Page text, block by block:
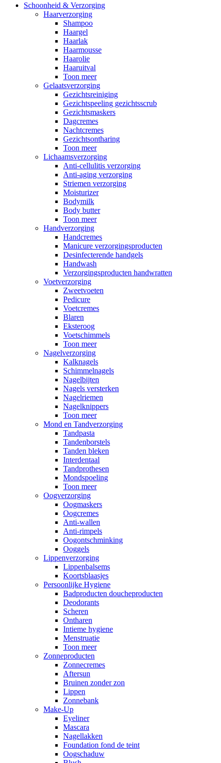
Schoonheid & Verzorging
Haarverzorging
Shampoo
Haargel
Haarlak
Haarmousse
Haarolie
Haaruitval
Toon meer
Gelaatsverzorging
Gezichtsreiniging
Gezichtspeeling gezichtsscrub
Gezichtsmaskers
Dagcremes
Nachtcremes
Gezichtsontharing
Toon meer
Lichaamsverzorging
Anti-cellulitis verzorging
Anti-aging verzorging
Striemen verzorging
Moisturizer
Bodymilk
Body butter
Toon meer
Handverzorging
Handcremes
Manicure verzorgingsproducten
Desinfecterende handgels
Handwash
Verzorgingsproducten handwratten
Voetverzorging
Zweetvoeten
Pedicure
Voetcremes
Blaren
Eksteroog
Voetschimmels
Toon meer
Nagelverzorging
Kalknagels
Schimmelnagels
Nagelbijten
Nagels versterken
Nagelriemen
Nagelknippers
Toon meer
Mond en Tandverzorging
Tandpasta
Tandenborstels
Tanden bleken
Interdentaal
Tandprothesen
Mondspoeling
Toon meer
Oogverzorging
Oogmaskers
Oogcremes
Anti-wallen
Anti-rimpels
Oogontschminking
Ooggels
Lippenverzorging
Lippenbalsems
Koortsblaasjes
Persoonlijke Hygiene
Badproducten doucheproducten
Deodorants
Scheren
Ontharen
Intieme hygiene
Menstruatie
Toon meer
Zonneproducten
Zonnecremes
Aftersun
Bruinen zonder zon
Lippen
Zonnebank
Make-Up
Eyeliner
Mascara
Nagellakken
Foundation fond de teint
Oogschaduw